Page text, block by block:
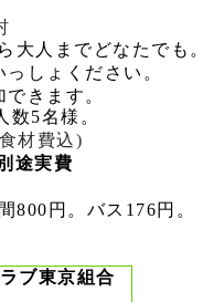
大人までどなたでも。
しょください。
きます。
数5名様。
材費込)
途実費
800円。バス176円。
ブ東京組合